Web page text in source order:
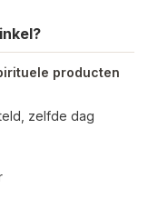
producten
zelfde dag